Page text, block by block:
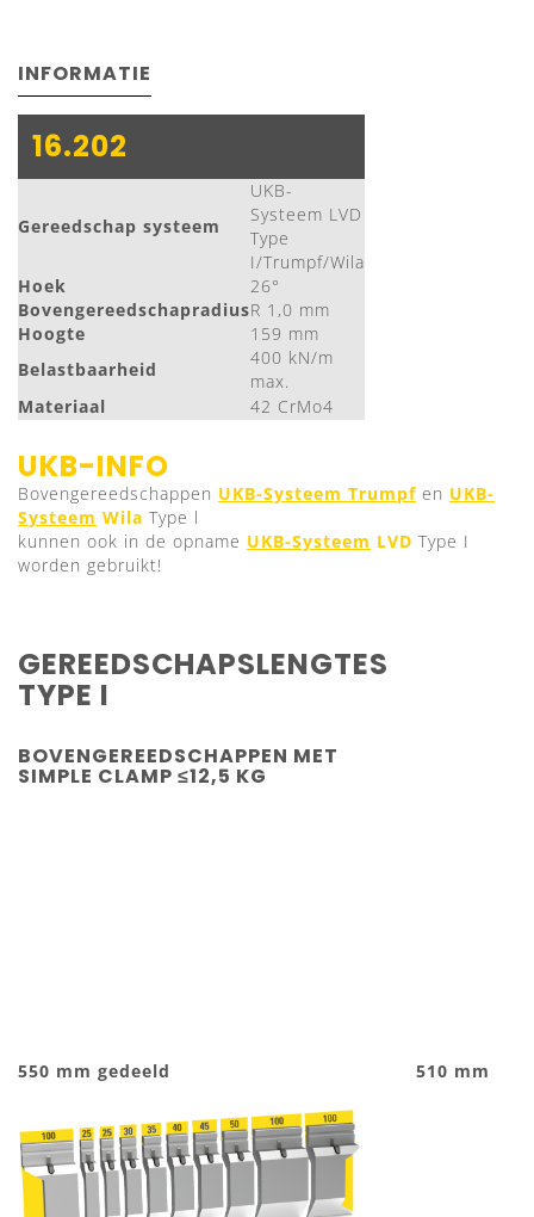
INFORMATIE
16.202
Gereedschap systeem
UKB-
Systeem LVD
Type
I/Trumpf/Wila
Hoek
26°
BovengereedschapradiusR 1,0 mm
Hoogte
159 mm
Belastbaarheid
400 kN/m
max.
Materiaal
42 CrMo4
UKB-INFO
Bovengereedschappen UKB-Systeem Trumpf en UKB-
Systeem Wila Type l
kunnen ook in de opname UKB-Systeem LVD Type I
worden gebruikt!
GEREEDSCHAPSLENGTES
TYPE I
BOVENGEREEDSCHAPPEN MET
SIMPLE CLAMP ≤12,5 KG
550 mm gedeeld 510 mm